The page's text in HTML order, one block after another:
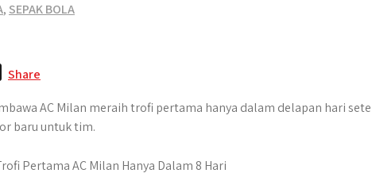
, SEPAK BOLA
Share
AC Milan meraih trofi pertama hanya dalam delapan hari
baru untuk tim.